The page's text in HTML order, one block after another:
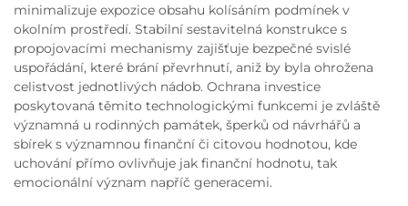
minimalizuje expozice obsahu kolísáním podmínek v
okolním prostředí. Stabilní sestavitelná konstrukce s
propojovacími mechanismy zajišťuje bezpečné svislé
uspořádání, které brání převrhnutí, aniž by byla ohrožena
celistvost jednotlivých nádob. Ochrana investice
poskytovaná těmito technologickými funkcemi je zvláště
významná u rodinných památek, šperků od návrhářů a
sbírek s významnou finanční či citovou hodnotou, kde
uchování přímo ovlivňuje jak finanční hodnotu, tak
emocionální význam napříč generacemi.